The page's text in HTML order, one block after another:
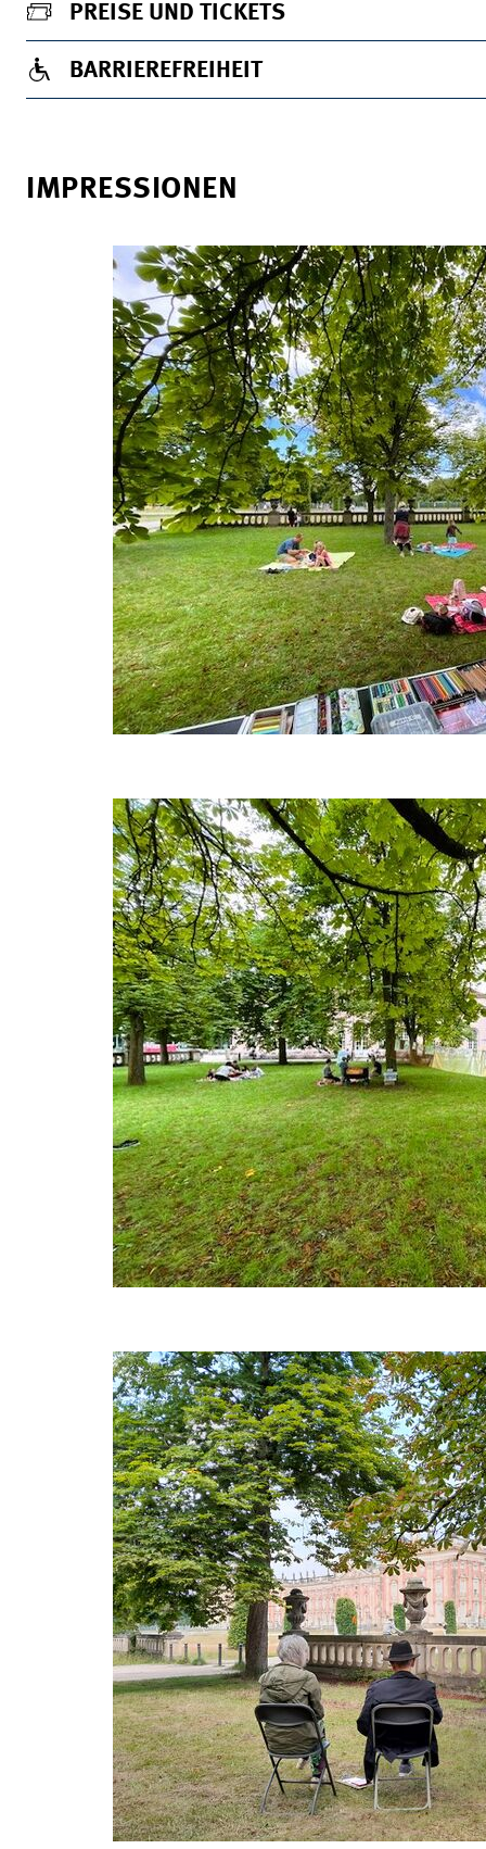
PREISE UND TICKETS
BARRIEREFREIHEIT
IMPRESSIONEN